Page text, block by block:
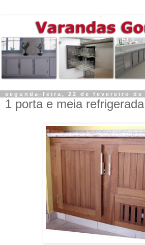
segunda-feira, 22 de fevereiro de
1 porta e meia